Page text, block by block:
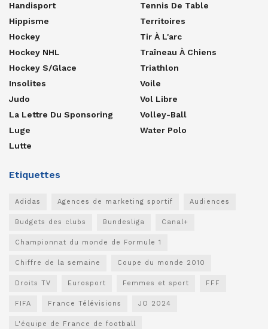
Handisport
Hippisme
Hockey
Hockey NHL
Hockey S/glace
Insolites
Judo
La Lettre Du Sponsoring
Luge
Lutte
Tennis De Table
Territoires
Tir À L'arc
Traîneau À Chiens
Triathlon
Voile
Vol Libre
Volley-Ball
Water Polo
Etiquettes
Adidas Agences de marketing sportif Audiences
Budgets des clubs Bundesliga Canal+
Championnat du monde de Formule 1
Chiffre de la semaine Coupe du monde 2010
Droits TV Eurosport Femmes et sport FFF
FIFA France Télévisions JO 2024
L'équipe de France de football